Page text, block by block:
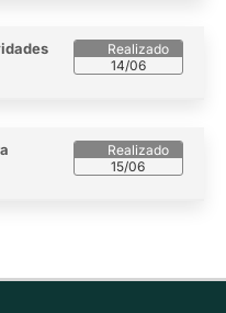
14/06
15/06